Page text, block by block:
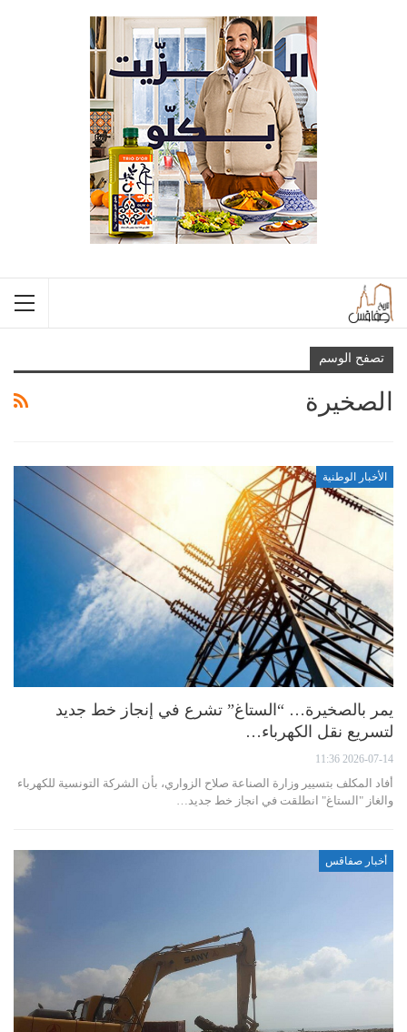
تصفح الوسم
الصخيرة
الأخبار الوطنية
يمر بالصخيرة… “الستاغ” تشرع في إنجاز خط جديد
لتسريع نقل الكهرباء…
2026-07-14 11:36
أفاد المكلف بتسيير وزارة الصناعة صلاح الزواري، بأن الشركة التونسية للكهرباء
والغاز "الستاغ" انطلقت في انجاز خط جديد…
أخبار صفاقس